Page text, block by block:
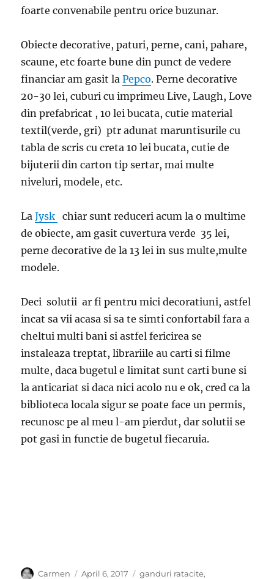
foarte convenabile pentru orice buzunar.
Obiecte decorative, paturi, perne, cani, pahare,
scaune, etc foarte bune din punct de vedere
financiar am gasit laPepco. Perne decorative
20-30 lei, cuburi cu imprimeu Live, Laugh, Love
din prefabricat , 10 lei bucata, cutie material
textil(verde, gri) ptr adunat maruntisurile cu
tabla de scris cu creta 10 lei bucata, cutie de
bijuterii din carton tip sertar, mai multe
niveluri, modele, etc.
LaJysk chiar sunt reduceri acum la o multime
de obiecte, am gasit cuvertura verde 35 lei,
perne decorative de la 13 lei in sus multe,multe
modele.
Deci solutii ar fi pentru mici decoratiuni, astfel
incat sa vii acasa si sa te simti confortabil fara a
cheltui multi bani si astfel fericirea se
instaleaza treptat, librariile au carti si filme
multe, daca bugetul e limitat sunt carti bune si
la anticariat si daca nici acolo nu e ok, cred ca la
biblioteca locala sigur se poate face un permis,
recunosc pe al meu l-am pierdut, dar solutii se
pot gasi in functie de bugetul fiecaruia.
Author
Carmen
Posted
April 6, 2017 Categories
ganduri ratacite,